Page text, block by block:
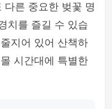
다른 중요한 벚꽃 명
치를 즐길 수 있습
지어 있어 산책하
시간대에 특별한